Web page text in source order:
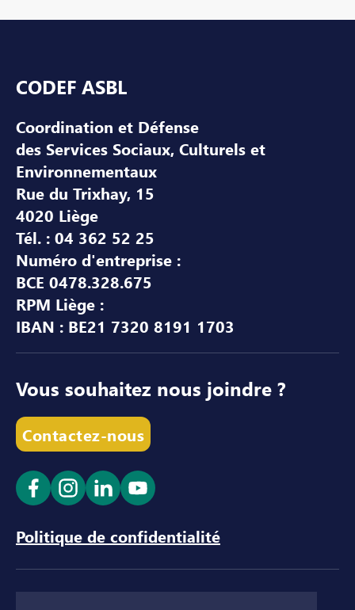
CODEF ASBL
Coordination et Défense
des Services Sociaux, Culturels et
Environnementaux
Rue du Trixhay, 15
4020 Liège
Tél. : 04 362 52 25
Numéro d'entreprise :
BCE 0478.328.675
RPM Liège :
IBAN : BE21 7320 8191 1703
Vous souhaitez nous joindre ?
Contactez-nous
Ouvrir le lien dans un nouvel onglet
Ouvrir le lien dans un nouvel onglet
Ouvrir le lien dans un nouvel
Ouvrir le lien dans un
Politique de confidentialité